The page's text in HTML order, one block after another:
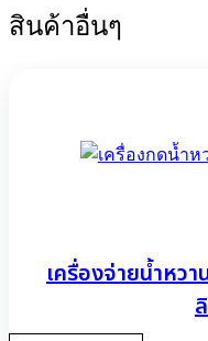
สินค้าอื่นๆ
เครื่องจ่ายน้ำหว